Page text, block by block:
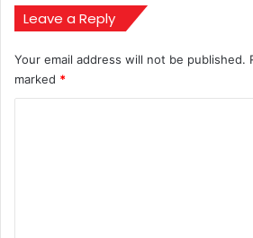
5372
का
Leave a Reply
Your email address will not be published.
marked *